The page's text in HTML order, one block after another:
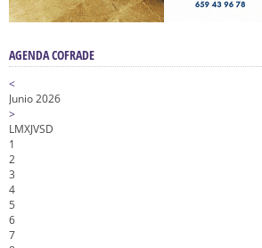
AGENDA COFRADE
<
Junio 2026
>
LMXJVSD
1
2
3
4
5
6
7